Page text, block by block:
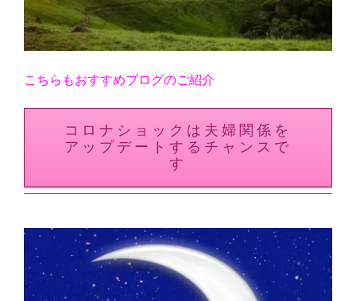
こちらもおすすめブログのご紹介
コロナショックは夫婦関係を
アップデートするチャンスで
す